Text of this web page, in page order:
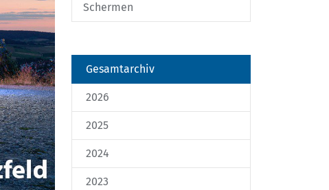
Schermen
Gesamtarchiv
2026
2025
2024
2023